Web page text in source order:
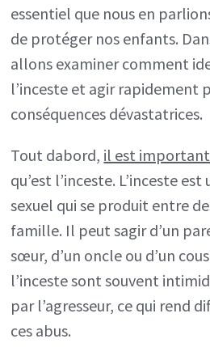
essentiel que nous en
de protéger nos enfants.
allons examiner comment
l’inceste et agir rapidement
conséquences dévastatrices.
Tout dabord, il est important
qu’est l’inceste. L’inceste
sexuel qui se produit entre
famille. Il peut sagir d’un
sœur, d’un oncle ou d’un
l’inceste sont souvent
par l’agresseur, ce qui rend
ces abus.